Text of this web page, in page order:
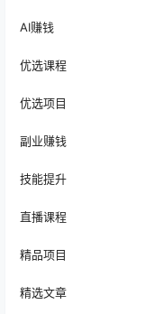
AI赚钱
优选课程
优选项目
副业赚钱
技能提升
直播课程
精品项目
精选文章